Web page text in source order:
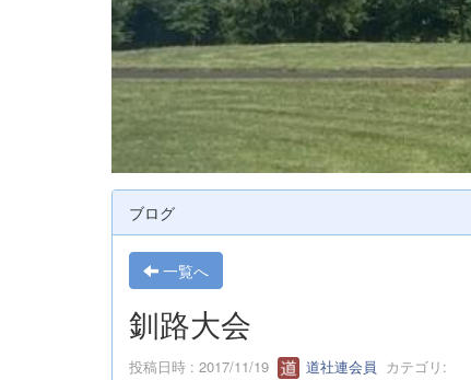
ブログ
一覧へ
釧路大会
投稿日時 : 2017/11/19 道社連会員 カテゴリ: